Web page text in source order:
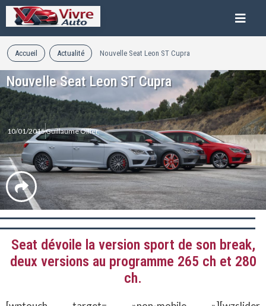
Accueil Actualité Nouvelle Seat Leon ST Cupra
Nouvelle Seat Leon ST Cupra
10/01/2015Guillaume Ollier
Seat dévoile la version sport de son break,
deux versions au programme 265 ch et 280
ch.